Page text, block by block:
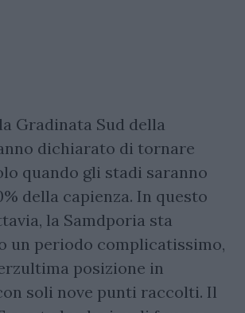
Gradinata Sud della
dichiarato di tornare
quando gli stadi saranno
della capienza. In questo
la Samdporia sta
un periodo complicatissimo,
posizione in
soli nove punti raccolti. Il